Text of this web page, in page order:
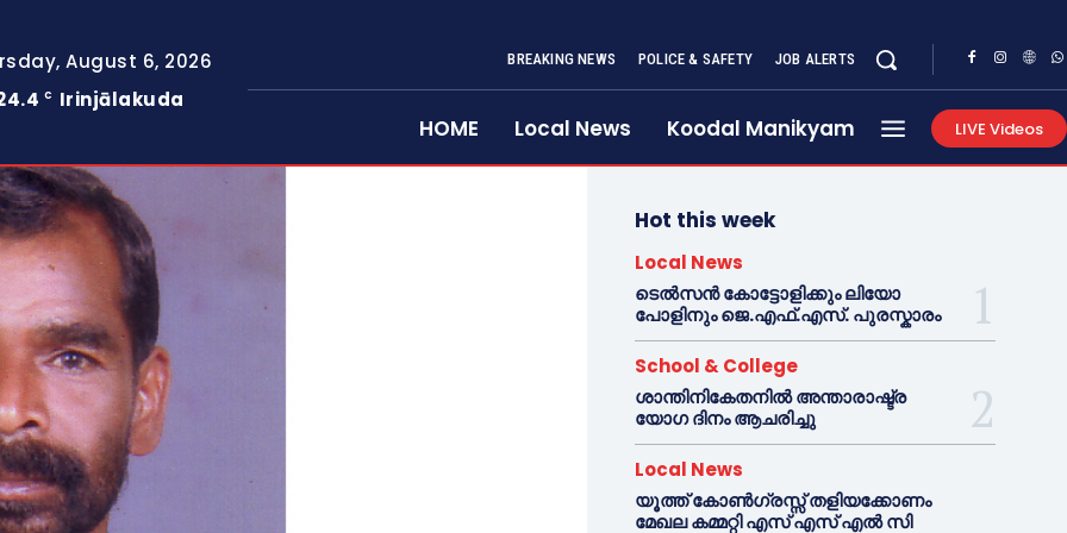
August 6, 2026
C Irinjālakuda
BREAKING NEWS POLICE & SAFETY JOB ALERTS
HOME Local News Koodal Manikyam LIVE Videos
Hot this week
Local News
ടെൽസൻ കോട്ടോളിക്കും ലിയോ
പോളിനും ജെ.എഫ്.എസ്. പുരസ്കാരം
School & College
ശാന്തിനികേതനിൽ അന്താരാഷ്ട്ര
യോഗ ദിനം ആചരിച്ചു
Local News
യൂത്ത് കോൺഗ്രസ്സ് തളിയക്കോണം
മേഖല കമ്മറ്റി എസ് എസ് എൽ സി